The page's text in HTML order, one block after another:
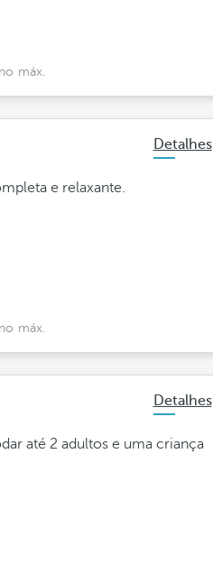
máx.
Detalhes
e relaxante.
máx.
Detalhes
até 2 adultos e uma criança